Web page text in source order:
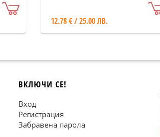
12.78 € / 25.00 ЛВ.
ВКЛЮЧИ СЕ!
Вход
Регистрация
Забравена парола